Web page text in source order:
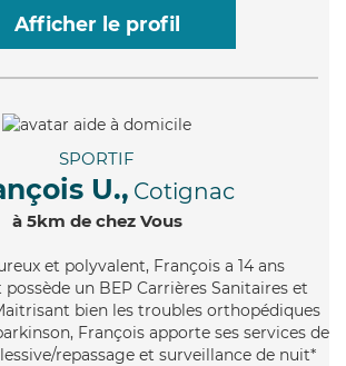
Afficher le profil
SPORTIF
U., Cotignac
à 5km de chez Vous
et polyvalent, François a 14 ans
un BEP Carrières Sanitaires et
bien les troubles orthopédiques
François apporte ses services de
repassage et surveillance de nuit*